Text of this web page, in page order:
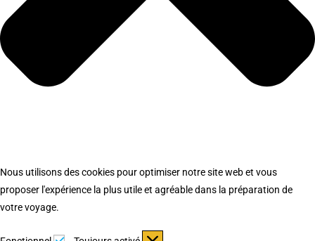
Nous utilisons des cookies pour optimiser notre site web et vous
proposer l'expérience la plus utile et agréable dans la préparation de
votre voyage.
Fonctionnel